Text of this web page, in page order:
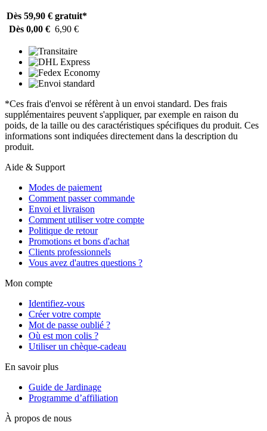
Dès 59,90 € gratuit*
Dès 0,00 € 6,90 €
*Ces frais d'envoi se réfèrent à un envoi standard. Des frais
supplémentaires peuvent s'appliquer, par exemple en raison du
poids, de la taille ou des caractéristiques spécifiques du produit. Ces
informations sont indiquées directement dans la description du
produit.
Aide & Support
Modes de paiement
Comment passer commande
Envoi et livraison
Comment utiliser votre compte
Politique de retour
Promotions et bons d'achat
Clients professionnels
Vous avez d'autres questions ?
Mon compte
Identifiez-vous
Créer votre compte
Mot de passe oublié ?
Où est mon colis ?
Utiliser un chèque-cadeau
En savoir plus
Guide de Jardinage
Programme d’affiliation
À propos de nous